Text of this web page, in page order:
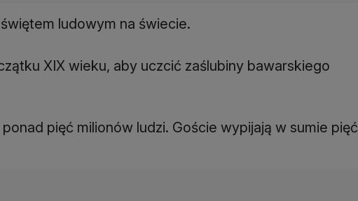
ludowym na świecie.
XIX wieku, aby uczcić zaślubiny bawarskiego
pięć milionów ludzi. Goście wypijają w sumie pięć